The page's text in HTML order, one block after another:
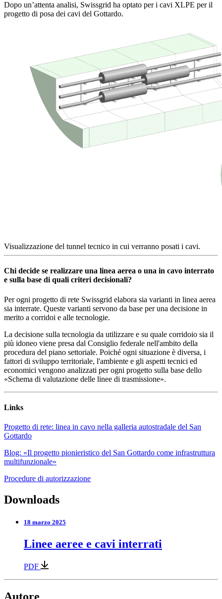
Dopo un’attenta analisi, Swissgrid ha optato per i cavi XLPE per il
progetto di posa dei cavi del Gottardo.
Visualizzazione del tunnel tecnico in cui verranno posati i cavi.
Chi decide se realizzare una linea aerea o una in cavo interrato
e sulla base di quali criteri decisionali?
Per ogni progetto di rete Swissgrid elabora sia varianti in linea aerea
sia interrate. Queste varianti servono da base per una decisione in
merito a corridoi e alle tecnologie.
La decisione sulla tecnologia da utilizzare e su quale corridoio sia il
più idoneo viene presa dal Consiglio federale nell'ambito della
procedura del piano settoriale. Poiché ogni situazione è diversa, i
fattori di sviluppo territoriale, l'ambiente e gli aspetti tecnici ed
economici vengono analizzati per ogni progetto sulla base dello
«Schema di valutazione delle linee di trasmissione».
Links
Progetto di rete: linea in cavo nella galleria autostradale del San
Gottardo
Blog: «Il progetto pionieristico del San Gottardo come infrastruttura
multifunzionale»
Procedure di autorizzazione
Downloads
18 marzo 2025
Linee aeree e cavi interrati
PDF